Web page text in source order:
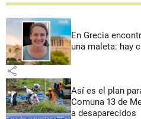
En Grecia
una maleta: hay
share
Así es el plan
Comuna 13 de
a desaparecidos